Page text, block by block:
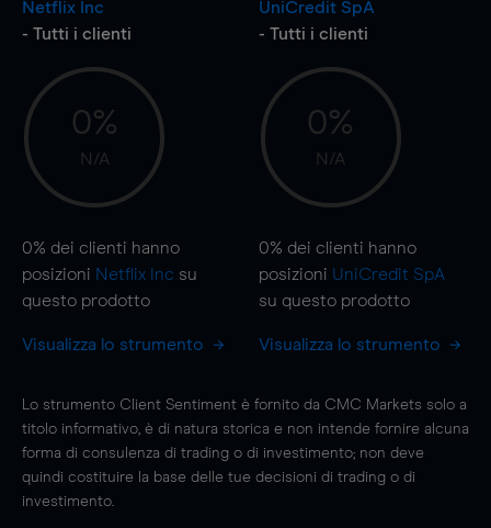
Netflix Inc
- Tutti i clienti
0%
N/A
0% dei clienti hanno
posizioni Netflix Inc su
questo prodotto
Visualizza lo strumento
UniCredit SpA
- Tutti i clienti
0%
N/A
0% dei clienti hanno
posizioni UniCredit SpA
su questo prodotto
Visualizza lo strumento
Lo strumento Client Sentiment è fornito da CMC Markets solo a
titolo informativo, è di natura storica e non intende fornire alcuna
forma di consulenza di trading o di investimento; non deve
quindi costituire la base delle tue decisioni di trading o di
investimento.